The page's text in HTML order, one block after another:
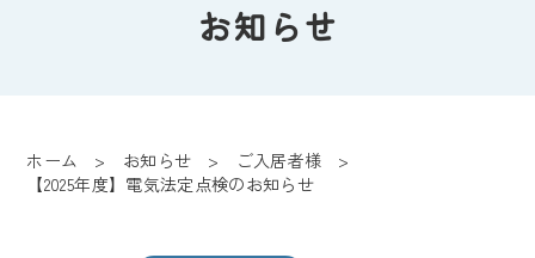
お知らせ
ホーム お知らせ
ご入居者様
【2025年度】電気法定点検のお知らせ